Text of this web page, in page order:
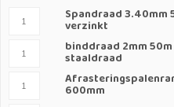
Spandraad 3.40mm
verzinkt
binddraad 2mm
staaldraad
600mm